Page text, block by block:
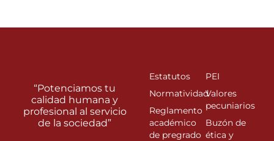
“Potenciamos tu
calidad humana y
profesional al servicio
de la sociedad”
Estatutos
Normatividad
Reglamento
académico
de pregrado
PEI
Valores
pecuniarios
Buzón de
ética y